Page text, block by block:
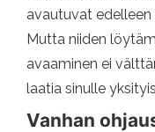
avautuvat edelleen
Mutta niiden
avaaminen ei
laatia sinulle
Vanhan